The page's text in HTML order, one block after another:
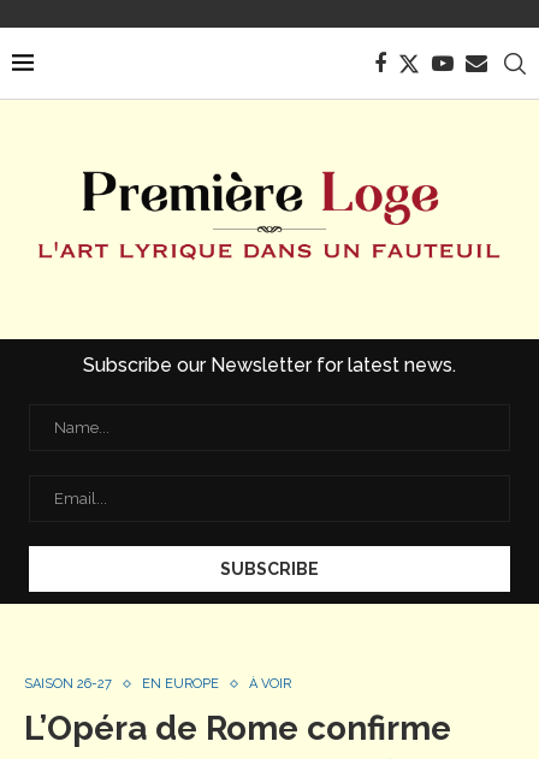
Subscribe our Newsletter for latest news.
SAISON 26-27 EN EUROPE À VOIR
L’Opéra de Rome confirme